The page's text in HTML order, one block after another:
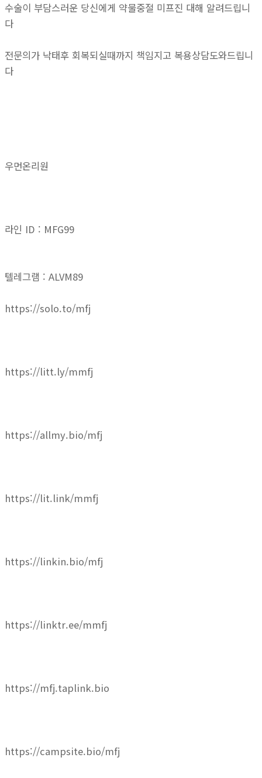
수술이 부담스러운 당신에게 약물중절 미프진 대해 알려드립니
다
전문의가 낙태후 회복되실때까지 책임지고 복용상담도와드립니
다
우먼온리원
라인 ID : MFG99
텔레그램 : ALVM89
https://solo.to/mfj
https://litt.ly/mmfj
https://allmy.bio/mfj
https://lit.link/mmfj
https://linkin.bio/mfj
https://linktr.ee/mmfj
https://mfj.taplink.bio
https://campsite.bio/mfj